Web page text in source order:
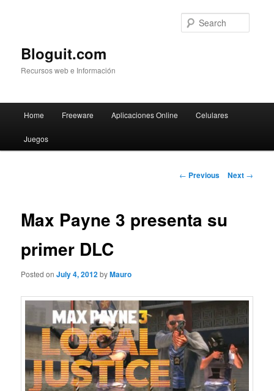
Bloguit.com
Recursos web e Información
Skip
to
Home Freeware Aplicaciones Online Celulares
Juegos
Post
← Previous Next →
Max Payne 3 presenta su
primer DLC
Posted onJuly 4, 2012byMauro